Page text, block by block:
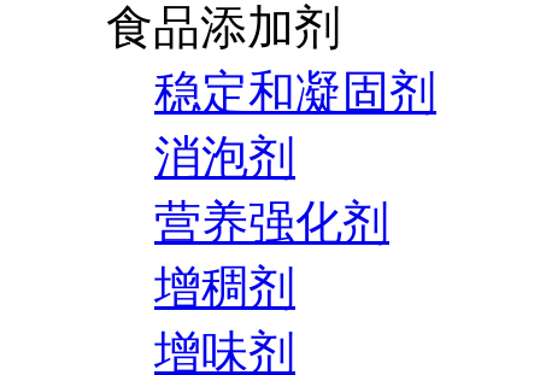
食品添加剂
稳定和凝固剂
消泡剂
营养强化剂
增稠剂
增味剂